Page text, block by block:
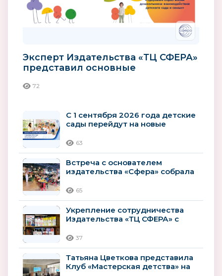
Эксперт Издательства «ТЦ СФЕРА»
представил основные
жизни...
72
С 1 сентября 2026 года детские
сады перейдут на новые
Минпросвещения
63
Встреча с основателем
издательства «Сфера» собрала
65
Укрепление сотрудничества
Издательства «ТЦ СФЕРА» с
развития...
37
Татьяна Цветкова представила
Клуб «Мастерская детства» на